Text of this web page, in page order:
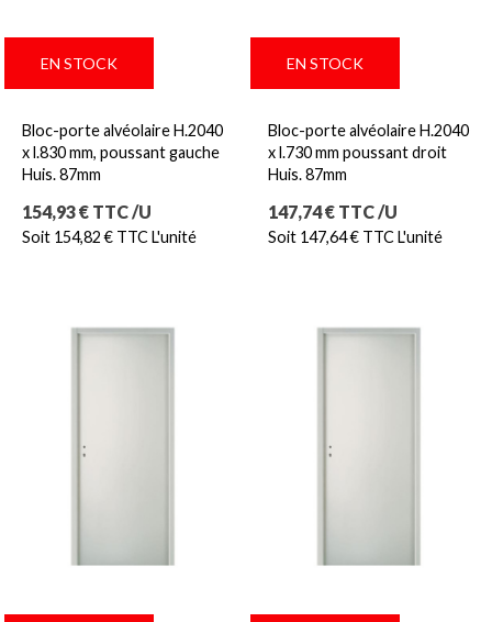
EN STOCK
Bloc-porte alvéolaire H.2040
x l.830 mm, poussant gauche
Huis. 87mm
Prix
154,93 € TTC /U
Soit 154,82 € TTC L'unité
EN STOCK
Bloc-porte alvéolaire H.2040
x l.730 mm poussant droit
Huis. 87mm
Prix
147,74 € TTC /U
Soit 147,64 € TTC L'unité